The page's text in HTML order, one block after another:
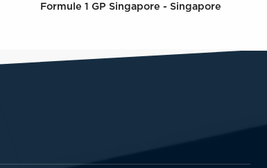
Formule 1 GP Singapore - Singapore